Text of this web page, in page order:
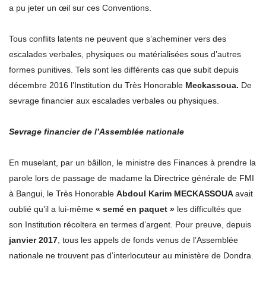
a pu jeter un œil sur ces Conventions.
Tous conflits latents ne peuvent que s’acheminer vers des
escalades verbales, physiques ou matérialisées sous d’autres
formes punitives. Tels sont les différents cas que subit depuis
décembre 2016 l’Institution du Très Honorable Meckassoua. De
sevrage financier aux escalades verbales ou physiques.
Sevrage financier de l’Assemblée nationale
En muselant, par un bâillon, le ministre des Finances à prendre la
parole lors de passage de madame la Directrice générale de FMI
à Bangui, le Très Honorable Abdoul Karim MECKASSOUAavait
oublié qu’il a lui-même « semé en paquet » les difficultés que
son Institution récoltera en termes d’argent. Pour preuve, depuis
janvier 2017, tous les appels de fonds venus de l’Assemblée
nationale ne trouvent pas d’interlocuteur au ministère de Dondra.